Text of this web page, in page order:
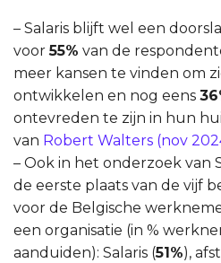
– Salaris blijft wel een
voor55% van de
meer kansen te vinden om
ontwikkelen en nog eens
ontevreden te zijn in hun
van Robert Walters (nov
– Ook in het onderzoek van
de eerste plaats van de vijf
voor de Belgische
een organisatie (in %
aanduiden): Salaris (51%),